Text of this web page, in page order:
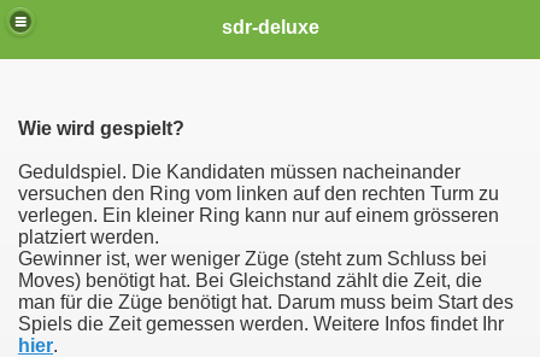
sdr-deluxe
Wie wird gespielt?
Geduldspiel. Die Kandidaten müssen nacheinander
versuchen den Ring vom linken auf den rechten Turm zu
verlegen. Ein kleiner Ring kann nur auf einem grösseren
platziert werden.
Gewinner ist, wer weniger Züge (steht zum Schluss bei
Moves) benötigt hat. Bei Gleichstand zählt die Zeit, die
man für die Züge benötigt hat. Darum muss beim Start des
Spiels die Zeit gemessen werden. Weitere Infos findet Ihr
hier.